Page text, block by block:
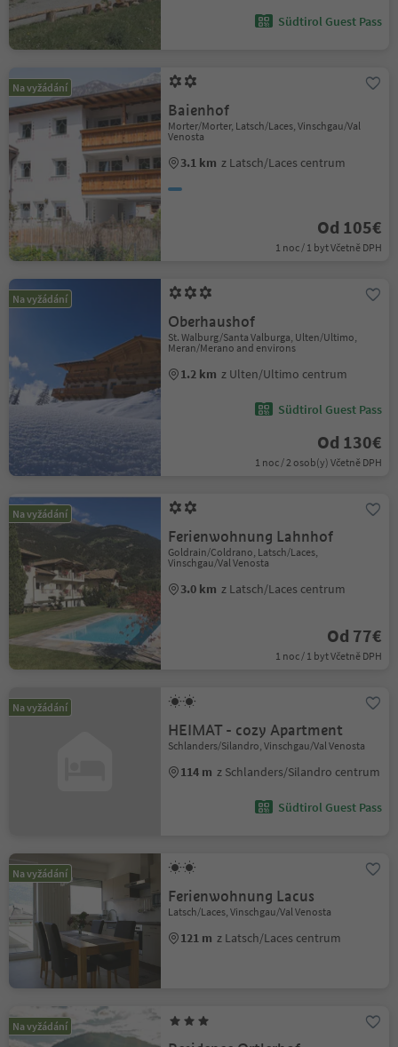
Südtirol Guest Pass
Na vyžádání
Baienhof
Morter/Morter, Latsch/Laces, Vinschgau/Val
Venosta
3.1 km z Latsch/Laces centrum
Od 105€
1 noc / 1 byt Včetně DPH
Na vyžádání
Oberhaushof
St. Walburg/Santa Valburga, Ulten/Ultimo,
Meran/Merano and environs
1.2 km z Ulten/Ultimo centrum
Südtirol Guest Pass
Od 130€
1 noc / 2 osob(y) Včetně DPH
Na vyžádání
Ferienwohnung Lahnhof
Goldrain/Coldrano, Latsch/Laces,
Vinschgau/Val Venosta
3.0 km z Latsch/Laces centrum
Od 77€
1 noc / 1 byt Včetně DPH
Na vyžádání
HEIMAT - cozy Apartment
Schlanders/Silandro, Vinschgau/Val Venosta
114 m z Schlanders/Silandro centrum
Südtirol Guest Pass
Na vyžádání
Ferienwohnung Lacus
Latsch/Laces, Vinschgau/Val Venosta
121 m z Latsch/Laces centrum
Na vyžádání